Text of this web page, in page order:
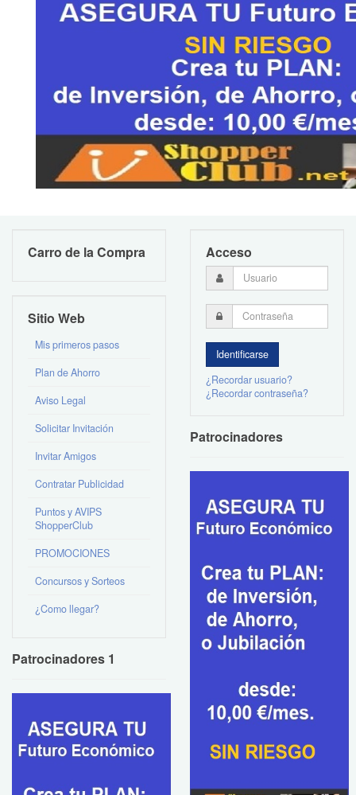
Carro de la Compra
Sitio Web
Mis primeros pasos
Plan de Ahorro
Aviso Legal
Solicitar Invitación
Invitar Amigos
Contratar Publicidad
Puntos y AVIPS
ShopperClub
PROMOCIONES
Concursos y Sorteos
¿Como llegar?
Patrocinadores 1
Acceso
¿Recordar usuario?
¿Recordar contraseña?
Patrocinadores